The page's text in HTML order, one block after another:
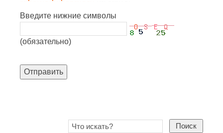
Введите нижние символы
(обязательно)
Отправить
Поиск